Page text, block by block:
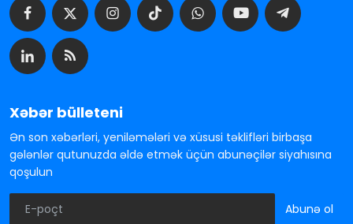
Xəbər bülleteni
Ən son xəbərləri, yeniləmələri və xüsusi təklifləri birbaşa
gələnlər qutunuzda əldə etmək üçün abunəçilər siyahısına
qoşulun
Abunə ol